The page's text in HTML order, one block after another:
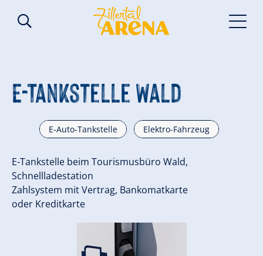
E-Tankstelle Wald
E-Auto-Tankstelle Elektro-Fahrzeug
E-Tankstelle beim Tourismusbüro Wald,
Schnellladestation
Zahlsystem mit Vertrag, Bankomatkarte
oder Kreditkarte